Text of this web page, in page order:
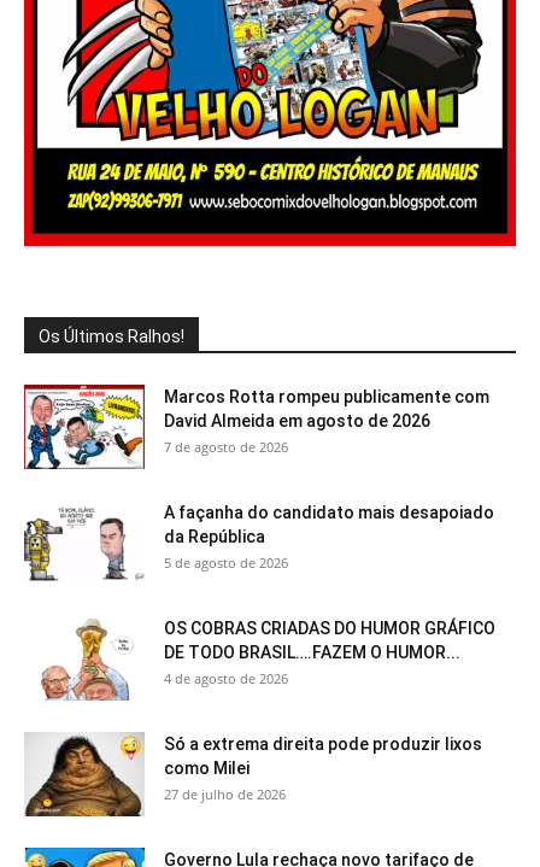
Os Últimos Ralhos!
Marcos Rotta rompeu publicamente com
David Almeida em agosto de 2026
7 de agosto de 2026
A façanha do candidato mais desapoiado
da República
5 de agosto de 2026
OS COBRAS CRIADAS DO HUMOR GRÁFICO
DE TODO BRASIL….FAZEM O HUMOR...
4 de agosto de 2026
Só a extrema direita pode produzir lixos
como Milei
27 de julho de 2026
Governo Lula rechaça novo tarifaço de